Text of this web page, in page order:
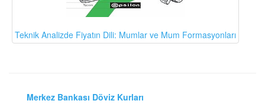
Teknik Analizde Fiyatın Dili: Mumlar ve Mum Formasyonları
Merkez Bankası Döviz Kurları